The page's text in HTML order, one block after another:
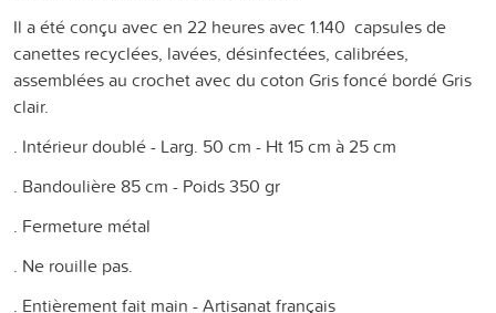
Il a été conçu avec en 22 heures avec 1.140 capsules de
canettes recyclées, lavées, désinfectées, calibrées,
assemblées au crochet avec du coton Gris foncé bordé Gris
clair.
. Intérieur doublé - Larg. 50 cm - Ht 15 cm à 25 cm
. Bandoulière 85 cm - Poids 350 gr
. Fermeture métal
. Ne rouille pas.
. Entièrement fait main - Artisanat français